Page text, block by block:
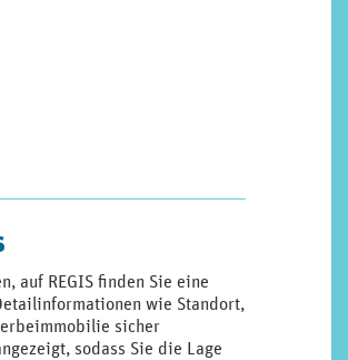
auf REGIS finden Sie eine
wie Standort,
sicher
sodass Sie die Lage